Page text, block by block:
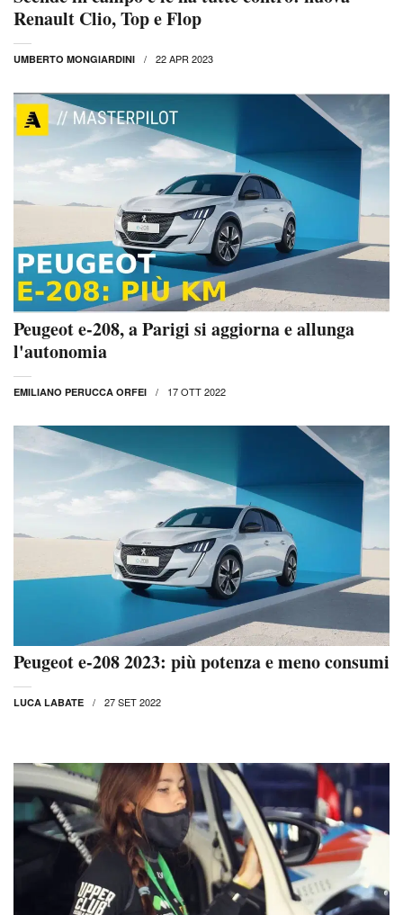
Renault Clio, Top e Flop
UMBERTO MONGIARDINI 22 APR 2023
Peugeot e-208, a Parigi si aggiorna e allunga
l'autonomia
EMILIANO PERUCCA ORFEI 17 OTT 2022
Peugeot e-208 2023: più potenza e meno consumi
LUCA LABATE 27 SET 2022